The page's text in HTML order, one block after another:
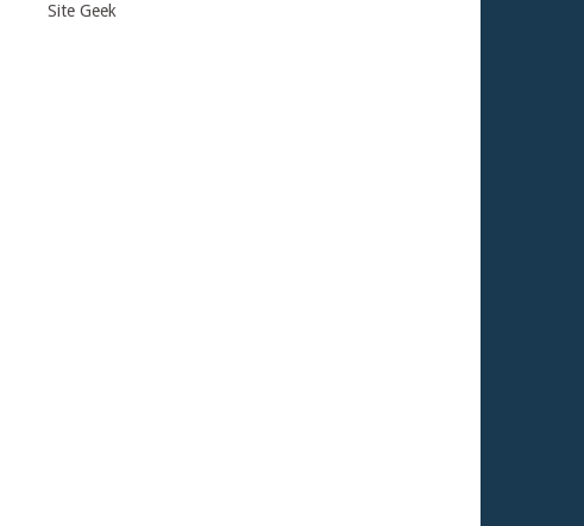
Site Geek